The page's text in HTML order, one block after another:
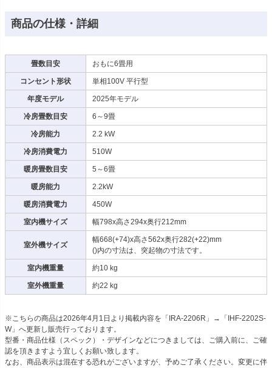
商品の仕様・詳細
畳数目安 おもに6畳用
コンセント形状 単相100V 平行型
年度モデル 2025年モデル
冷房畳数目安 6～9畳
冷房能力 2.2 kW
冷房消費電力 510W
暖房畳数目安 5～6畳
暖房能力 2.2kW
暖房消費電力 450W
室内機サイズ 幅798x高さ294x奥行212mm
室外機サイズ
幅668(+74)x高さ562x奥行282(+22)mm
()内の寸法は、突起物の寸法です。
室内機重量 約10 kg
室外機重量 約22 kg
※こちらの商品は2026年4月1日より掲載内容を「IRA-2206R」→「IHF-2202S-
W」へ更新し販売行っております。
型番・商品仕様（スペック）・デザインなどにつきましては、ご購入前に、ご確
認を頂きますよう宜しくお願い致します。
なお、商品表示は混在する恐れがございますが、予めご了承ください。変更に伴